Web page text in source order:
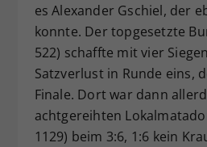
es Alexander Gschiel, der
konnte. Der topgesetzte
522) schaffte mit vier
Satzverlust in Runde eins,
Finale. Dort war dann
achtgereihten
1129) beim 3:6, 1:6 kein